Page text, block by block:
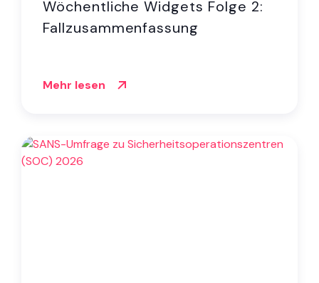
Wöchentliche Widgets Folge 2:
Fallzusammenfassung
Mehr lesen